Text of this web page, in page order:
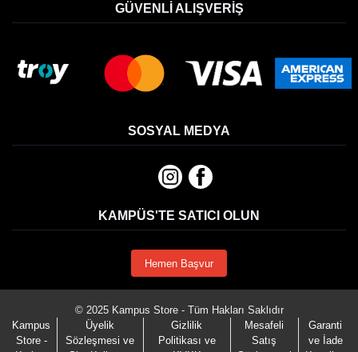
GÜVENLI ALIŞVERIŞ
SOSYAL MEDYA
KAMPÜS'TE SATICI OLUN
Hemen Başvur
© 2025 Kampus Store - Tüm Hakları Saklıdır
Kampus
Store -
Üyelik
Sözleşmesi ve
Gizlilik
Politikası ve
Mesafeli
Satış
Garanti
ve İade